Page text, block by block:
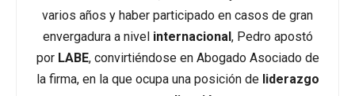
varios años y haber participado en casos de gran
envergadura a nivel internacional, Pedro apostó
por LABE, convirtiéndose en Abogado Asociado de
la firma, en la que ocupa una posición de liderazgo